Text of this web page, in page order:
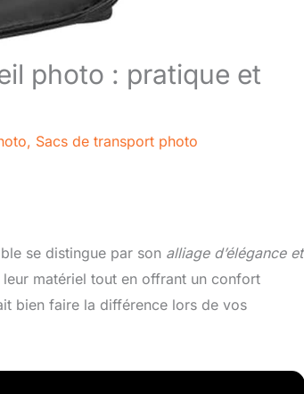
photo : pratique et
, Sacs de transport photo
se distingue par son alliage d’élégance et
matériel tout en offrant un confort
bien faire la différence lors de vos